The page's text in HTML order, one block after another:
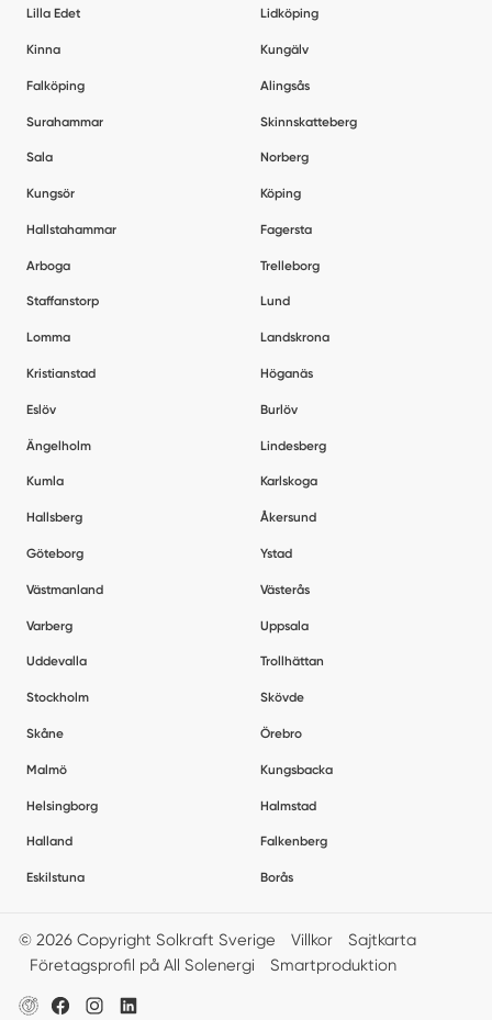
Lilla Edet Lidköping
Kinna Kungälv
Falköping Alingsås
Surahammar Skinnskatteberg
Sala Norberg
Kungsör Köping
Hallstahammar Fagersta
Arboga Trelleborg
Staffanstorp Lund
Lomma Landskrona
Kristianstad Höganäs
Eslöv Burlöv
Ängelholm Lindesberg
Kumla Karlskoga
Hallsberg Åkersund
Göteborg Ystad
Västmanland Västerås
Varberg Uppsala
Uddevalla Trollhättan
Stockholm Skövde
Skåne Örebro
Malmö Kungsbacka
Helsingborg Halmstad
Halland Falkenberg
Eskilstuna Borås
© 2026 Copyright Solkraft Sverige Villkor
Sajtkarta
Företagsprofil på All Solenergi
Smartproduktion